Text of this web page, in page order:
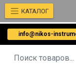
info@nikos-
КАТАЛОГ